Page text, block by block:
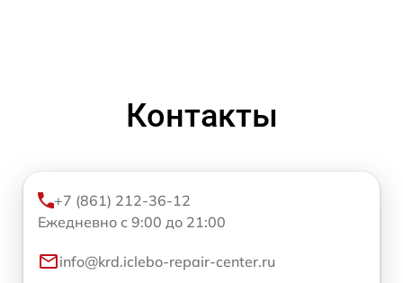
Контакты
+7 (861) 212-36-12
Ежедневно с 9:00 до 21:00
info@krd.iclebo-repair-center.ru